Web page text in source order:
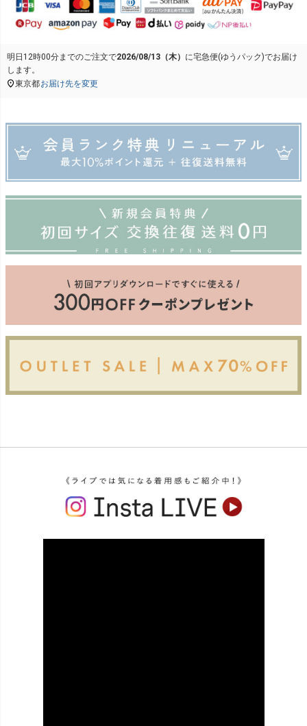
明日 12時00分までのご注文で2026/08/13（木） に宅急便(ゆうパック)でお届け
します。
東京都お届け先を変更